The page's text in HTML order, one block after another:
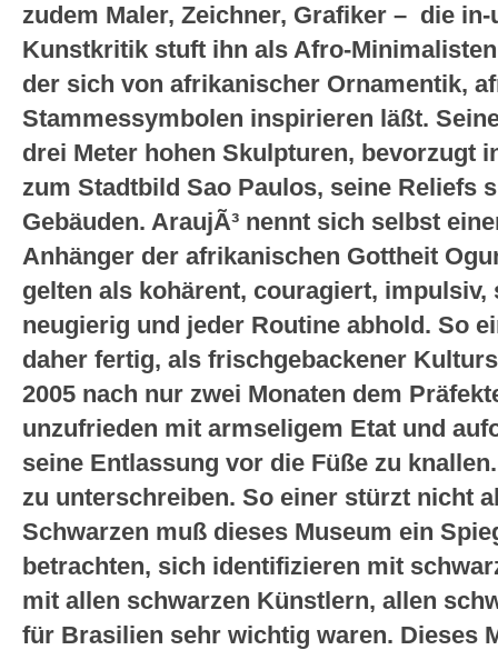
zudem Maler, Zeichner, Grafiker – die
Kunstkritik stuft ihn als Afro-
der sich von afrikanischer Ornamentik,
Stammessymbolen inspirieren läßt.
drei Meter hohen Skulpturen, bevorzugt
zum Stadtbild Sao Paulos, seine Reliefs
Gebäuden. AraujÃ³ nennt sich selbst
Anhänger der afrikanischen Gottheit
gelten als kohärent, couragiert,
neugierig und jeder Routine abhold. So
daher fertig, als frischgebackener
2005 nach nur zwei Monaten dem
unzufrieden mit armseligem Etat und
seine Entlassung vor die Füße zu
zu unterschreiben. So einer stürzt nicht
Schwarzen muß dieses Museum ein
betrachten, sich identifizieren mit
mit allen schwarzen Künstlern, allen
für Brasilien sehr wichtig waren. Dieses